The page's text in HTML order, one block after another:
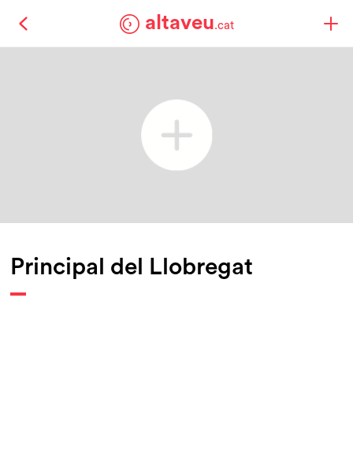
altaveu.cat
Principal del Llobregat